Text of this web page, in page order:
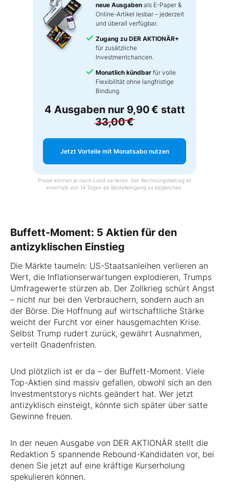
neue Ausgaben als E-Paper &
Online-Artikel lesbar – jederzeit
und überall verfügbar.
Zugang zu DER AKTIONÄR+
für zusätzliche
Investmentchancen.
Monatlich kündbar für volle
Flexibilität ohne langfristige
Bindung.
4 Ausgaben nur 9,90 € statt
33,00 €
Jetzt Vorteile mit Monatsabo nutzen
Preise können je nach Land variieren. Der Rechnungsbetrag ist
innerhalb von 14 Tagen ab Bestelleingang zu begleichen.
Buffett-Moment: 5 Aktien für den
antizyklischen Einstieg
Die Märkte taumeln: US-Staatsanleihen verlieren an
Wert, die Inflationserwartungen explodieren, Trumps
Umfragewerte stürzen ab. Der Zollkrieg schürt Angst
– nicht nur bei den Verbrauchern, sondern auch an
der Börse. Die Hoffnung auf wirtschaftliche Stärke
weicht der Furcht vor einer hausgemachten Krise.
Selbst Trump rudert zurück, gewährt Ausnahmen,
verteilt Gnadenfristen.
Und plötzlich ist er da – der Buffett-Moment. Viele
Top-Aktien sind massiv gefallen, obwohl sich an den
Investmentstorys nichts geändert hat. Wer jetzt
antizyklisch einsteigt, könnte sich später über satte
Gewinne freuen.
In der neuen Ausgabe von DER AKTIONÄR stellt die
Redaktion 5 spannende Rebound-Kandidaten vor, bei
denen Sie jetzt auf eine kräftige Kurserholung
spekulieren können.